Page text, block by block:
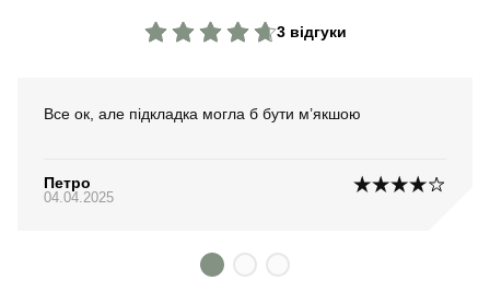
3 відгуки
Все ок, але підкладка могла б бути м’якшою
Петро
04.04.2025